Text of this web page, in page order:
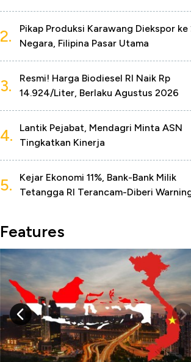
2.
Pikap Produksi Karawang Diekspor ke
Negara, Filipina Pasar Utama
3.
Resmi! Harga Biodiesel RI Naik Rp
14.924/Liter, Berlaku Agustus 2026
4.
Lantik Pejabat, Mendagri Minta ASN
Tingkatkan Kinerja
5.
Kejar Ekonomi 11%, Bank-Bank Milik
Tetangga RI Terancam-Diberi
Features